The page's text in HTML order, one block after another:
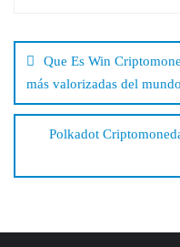
Que Es Win
más valorizadas del mundo
Polkadot